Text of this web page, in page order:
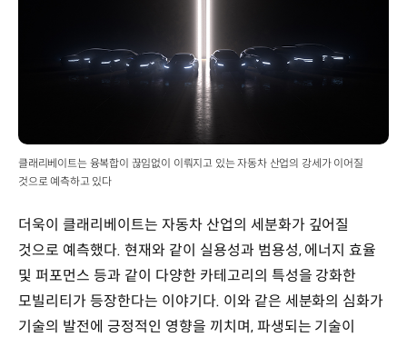
클래리베이트는 융복합이 끊임없이 이뤄지고 있는 자동차 산업의 강세가 이어질
것으로 예측하고 있다
더욱이 클래리베이트는 자동차 산업의 세분화가 깊어질
것으로 예측했다. 현재와 같이 실용성과 범용성, 에너지 효율
및 퍼포먼스 등과 같이 다양한 카테고리의 특성을 강화한
모빌리티가 등장한다는 이야기다. 이와 같은 세분화의 심화가
기술의 발전에 긍정적인 영향을 끼치며, 파생되는 기술이